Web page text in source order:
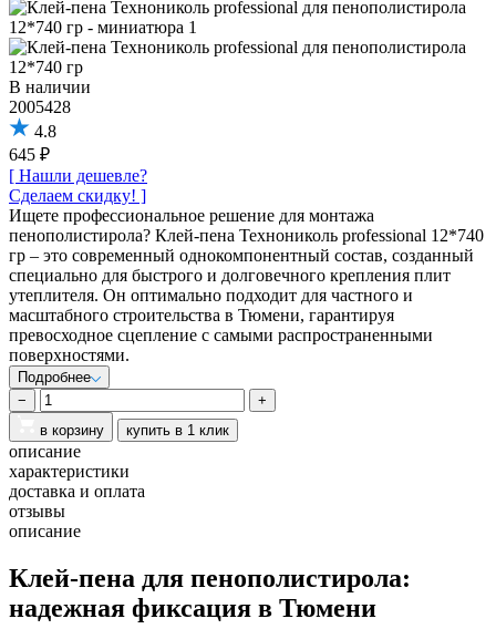
В наличии
2005428
4.8
645 ₽
[ Нашли дешевле?
Сделаем скидку! ]
Ищете профессиональное решение для монтажа
пенополистирола? Клей-пена Технониколь professional 12*740
гр – это современный однокомпонентный состав, созданный
специально для быстрого и долговечного крепления плит
утеплителя. Он оптимально подходит для частного и
масштабного строительства в Тюмени, гарантируя
превосходное сцепление с самыми распространенными
поверхностями.
Подробнее
−
+
в корзину
купить в 1 клик
описание
характеристики
доставка и оплата
отзывы
описание
Клей-пена для пенополистирола:
надежная фиксация в Тюмени